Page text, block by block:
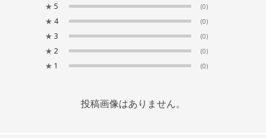
★ 5 (0)
★ 4 (0)
★ 3 (0)
★ 2 (0)
★ 1 (0)
投稿画像はありません。